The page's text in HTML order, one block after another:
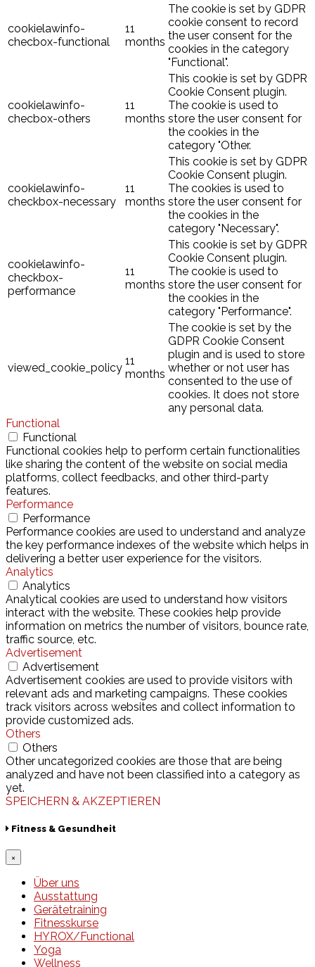
cookielawinfo-
checbox-functional
11
months
The cookie is set by GDPR
cookie consent to record
the user consent for the
cookies in the category
"Functional".
cookielawinfo-
checbox-others
11
months
This cookie is set by GDPR
Cookie Consent plugin.
The cookie is used to
store the user consent for
the cookies in the
category "Other.
cookielawinfo-
checkbox-necessary
11
months
This cookie is set by GDPR
Cookie Consent plugin.
The cookies is used to
store the user consent for
the cookies in the
category "Necessary".
cookielawinfo-
checkbox-
performance
11
months
This cookie is set by GDPR
Cookie Consent plugin.
The cookie is used to
store the user consent for
the cookies in the
category "Performance".
viewed_cookie_policy
11
months
The cookie is set by the
GDPR Cookie Consent
plugin and is used to store
whether or not user has
consented to the use of
cookies. It does not store
any personal data.
Functional
Functional
Functional cookies help to perform certain functionalities
like sharing the content of the website on social media
platforms, collect feedbacks, and other third-party
features.
Performance
Performance
Performance cookies are used to understand and analyze
the key performance indexes of the website which helps in
delivering a better user experience for the visitors.
Analytics
Analytics
Analytical cookies are used to understand how visitors
interact with the website. These cookies help provide
information on metrics the number of visitors, bounce rate,
traffic source, etc.
Advertisement
Advertisement
Advertisement cookies are used to provide visitors with
relevant ads and marketing campaigns. These cookies
track visitors across websites and collect information to
provide customized ads.
Others
Others
Other uncategorized cookies are those that are being
analyzed and have not been classified into a category as
yet.
SPEICHERN & AKZEPTIEREN
Fitness & Gesundheit
×
Über uns
Ausstattung
Gerätetraining
Fitnesskurse
HYROX/Functional
Yoga
Wellness